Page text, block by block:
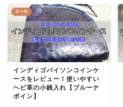
革小物
インディゴパイソンコインケ
ースをレビュー！使いやすい
ヘビ革の小銭入れ【ブルーナ
ボイン】